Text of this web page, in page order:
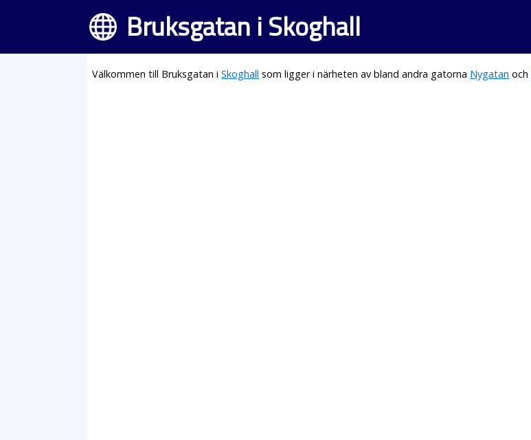
Bruksgatan i Skoghall
Välkommen till Bruksgatan iSkoghall som ligger i närheten av bland andra gatorna Nygatan och